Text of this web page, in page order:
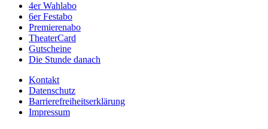
4er Wahlabo
6er Festabo
Premierenabo
TheaterCard
Gutscheine
Die Stunde danach
Kontakt
Datenschutz
Barrierefreiheitserklärung
Impressum